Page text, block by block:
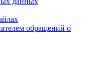
обращений о